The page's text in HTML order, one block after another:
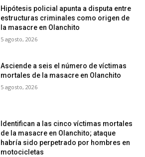
Hipótesis policial apunta a disputa entre
estructuras criminales como origen de
la masacre en Olanchito
5 agosto, 2026
Asciende a seis el número de víctimas
mortales de la masacre en Olanchito
5 agosto, 2026
Identifican a las cinco víctimas mortales
de la masacre en Olanchito; ataque
habría sido perpetrado por hombres en
motocicletas